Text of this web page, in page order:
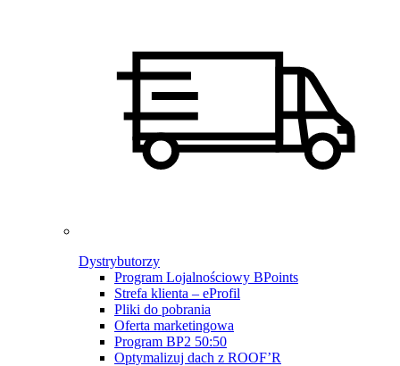
Dystrybutorzy
Program Lojalnościowy BPoints
Strefa klienta – eProfil
Pliki do pobrania
Oferta marketingowa
Program BP2 50:50
Optymalizuj dach z ROOF’R